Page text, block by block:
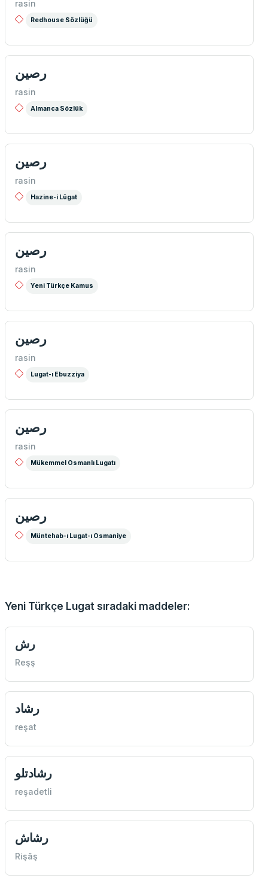
rasin
Redhouse Sözlüğü
رصین
rasin
Almanca Sözlük
رصین
rasin
Hazine-i Lûgat
رصین
rasin
Yeni Türkçe Kamus
رصین
rasin
Lugat-ı Ebuzziya
رصین
rasin
Mükemmel Osmanlı Lugatı
رصین
Müntehab-ı Lugat-ı Osmaniye
Yeni Türkçe Lugat sıradaki maddeler:
رش
Reşş
رشاد
reşat
رشادتلو
reşadetli
رشاش
Rişâş